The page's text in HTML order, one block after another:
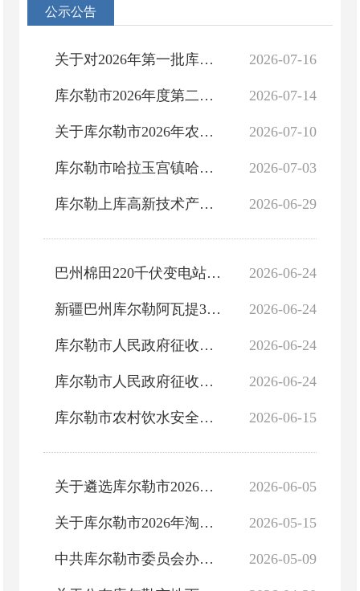
公示公告
2026-07-16
关于对2026年第一批库尔勒市高新技术企业首次认定奖励名单的公示
2026-07-14
库尔勒市2026年度第二批中央财政常态化帮扶资金（少数民族发展任务）项目公示
2026-07-10
关于库尔勒市2026年农业社会化服务项目实施主体遴选结果的公示
2026-07-03
库尔勒市哈拉玉宫镇哈拉玉宫村2026年防渗渠建设以工代赈项目“租购聘”询价公告
2026-06-29
库尔勒上库高新技术产业开发区石油石化产业园总体规划（2026-2035年）环境影响评价公众参与第一次公示
2026-06-24
巴州棉田220千伏变电站110千伏送出工程社会稳定风险评估报告
2026-06-24
新疆巴州库尔勒阿瓦提35千伏输变电改造工程社会稳定风险评估报告
2026-06-24
库尔勒市人民政府征收土地预公告（库征告〔2026〕004号）
2026-06-24
库尔勒市人民政府征收土地预公告（库征告〔2026〕003号）
2026-06-15
库尔勒市农村饮水安全工程管理“三个责任”公示
2026-06-05
关于遴选库尔勒市2026年农业社会化服务项目实施主体的公告
2026-05-15
关于库尔勒市2026年淘汰落后产能设备的公示
2026-05-09
中共库尔勒市委员会办公室（档案局）行政检查事项清单